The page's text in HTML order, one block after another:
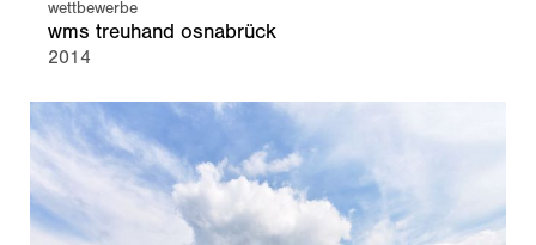
wettbewerbe
wms treuhand osnabrück
2014